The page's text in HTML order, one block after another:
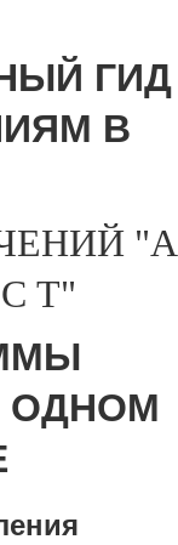
ГИД
В
"А
Т"
ОДНОМ